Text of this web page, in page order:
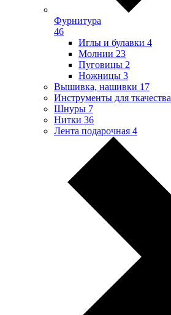
Фурнитура
46
Иглы и булавки 4
Молнии 23
Пуговицы 2
Ножницы 3
Вышивка, нашивки 17
Инструменты для ткачества
Шнуры 7
Нитки 36
Лента подарочная 4